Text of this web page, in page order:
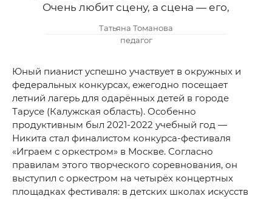
Очень любит сцену, а сцена — его,
Татьяна Томанова
педагог
Юный пианист успешно участвует в окружных и
федеральных конкурсах, ежегодно посещает
летний лагерь для одарённых детей в городе
Тарусе (Калужская область). Особенно
продуктивным был 2021-2022 учебный год —
Никита стал финалистом конкурса-фестиваля
«Играем с оркестром» в Москве. Согласно
правилам этого творческого соревнования, он
выступил с оркестром на четырёх концертных
площадках фестиваля: в детских школах искусств